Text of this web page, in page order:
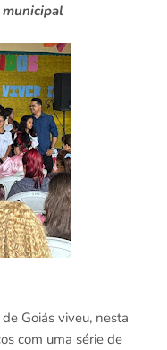
municipal
Goiás viveu, nesta
com uma série de